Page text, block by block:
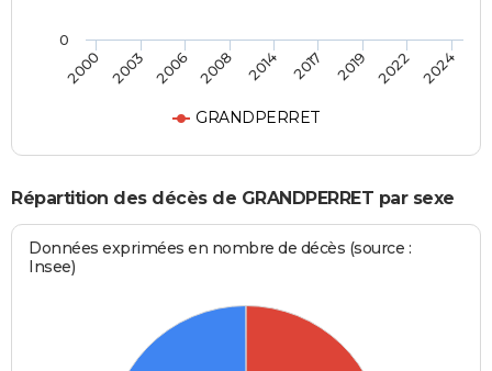
GRANDPERRET
2000 2003 2006 2008 2014 2017 2019 2022 2024
0
Répartition des décès de GRANDPERRET par sexe
Données exprimées en nombre de décès (source :
Insee)